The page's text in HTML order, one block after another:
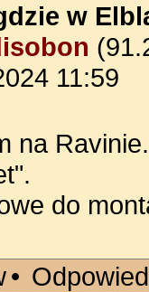
w
11:59
na
do
•